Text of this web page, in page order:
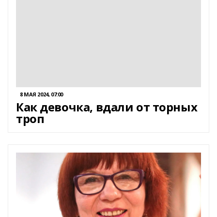
8 МАЯ 2024, 07:00
Как девочка, вдали от торных
троп